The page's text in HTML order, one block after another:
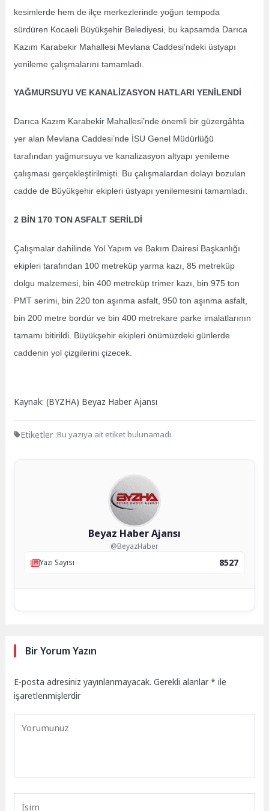
kesimlerde hem de ilçe merkezlerinde yoğun tempoda
sürdüren Kocaeli Büyükşehir Belediyesi, bu kapsamda Darıca
Kazım Karabekir Mahallesi Mevlana Caddesi’ndeki üstyapı
yenileme çalışmalarını tamamladı.
YAĞMURSUYU VE KANALİZASYON HATLARI YENİLENDİ
Darıca Kazım Karabekir Mahallesi’nde önemli bir güzergâhta
yer alan Mevlana Caddesi’nde İSU Genel Müdürlüğü
tarafından yağmursuyu ve kanalizasyon altyapı yenileme
çalışması gerçekleştirilmişti. Bu çalışmalardan dolayı bozulan
cadde de Büyükşehir ekipleri üstyapı yenilemesini tamamladı.
2 BİN 170 TON ASFALT SERİLDİ
Çalışmalar dahilinde Yol Yapım ve Bakım Dairesi Başkanlığı
ekipleri tarafından 100 metreküp yarma kazı, 85 metreküp
dolgu malzemesi, bin 400 metreküp trimer kazı, bin 975 ton
PMT serimi, bin 220 ton aşınma asfalt, 950 ton aşınma asfalt,
bin 200 metre bordür ve bin 400 metrekare parke imalatlarının
tamamı bitirildi. Büyükşehir ekipleri önümüzdeki günlerde
caddenin yol çizgilerini çizecek.
Kaynak: (BYZHA) Beyaz Haber Ajansı
Etiketler :Bu yazıya ait etiket bulunamadı.
Beyaz Haber Ajansı
@BeyazHaber
Yazı Sayısı
8527
Bir Yorum Yazın
E-posta adresiniz yayınlanmayacak. Gerekli alanlar* ile
işaretlenmişlerdir